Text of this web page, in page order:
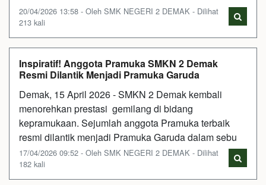
20/04/2026 13:58 - Oleh SMK NEGERI 2 DEMAK - Dilihat
213 kali
Inspiratif! Anggota Pramuka SMKN 2 Demak
Resmi Dilantik Menjadi Pramuka Garuda
Demak, 15 April 2026 - SMKN 2 Demak kembali
menorehkan prestasi gemilang di bidang
kepramukaan. Sejumlah anggota Pramuka terbaik
resmi dilantik menjadi Pramuka Garuda dalam sebu
17/04/2026 09:52 - Oleh SMK NEGERI 2 DEMAK - Dilihat
182 kali